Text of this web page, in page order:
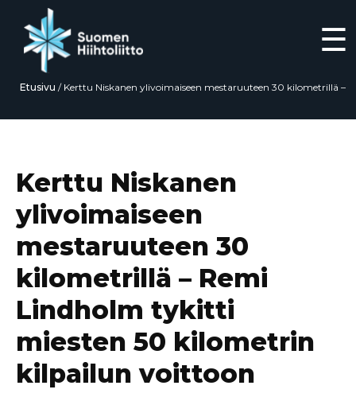
☰
Etusivu / Kerttu Niskanen ylivoimaiseen mestaruuteen 30 kilometrillä –
Kerttu Niskanen
ylivoimaiseen
mestaruuteen 30
kilometrillä – Remi
Lindholm tykitti
miesten 50 kilometrin
kilpailun voittoon